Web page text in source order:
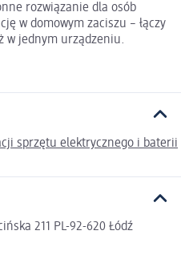
rozwiązanie dla osób
w domowym zaciszu – łączy
w jednym urządzeniu.
sprzętu elektrycznego i baterii
211 PL-92-620 Łódź